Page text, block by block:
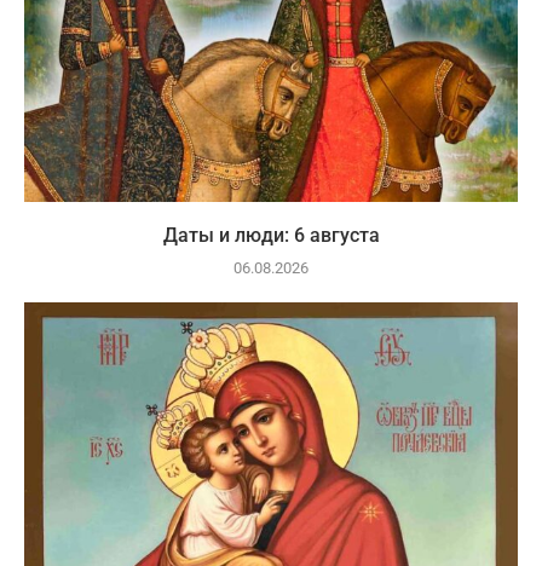
Даты и люди: 6 августа
06.08.2026